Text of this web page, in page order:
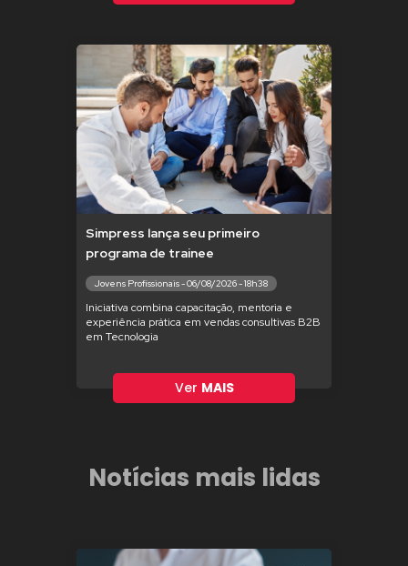
Simpress lança seu primeiro
programa de trainee
Jovens Profissionais - 06/08/2026 - 18h38
Iniciativa combina capacitação, mentoria e
experiência prática em vendas consultivas B2B
em Tecnologia
Ver MAIS
Notícias mais lidas